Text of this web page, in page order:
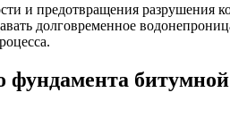
и предотвращения разрушения
долговременное
фундамента